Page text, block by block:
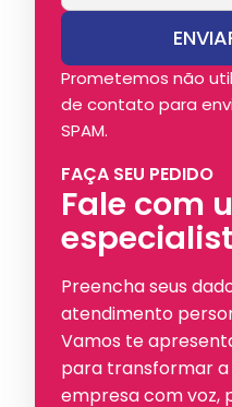
FAÇA SEU PEDIDO
Fale com
Preencha seus
atendimento
Vamos te
para transformar a
empresa com voz,
Prometemos não
de contato para
SPAM.